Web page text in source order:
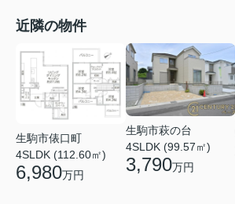
近隣の物件
生駒市俵口町
4SLDK (112.60㎡)
6,980万円
生駒市萩の台
4SLDK (99.57㎡)
3,790万円